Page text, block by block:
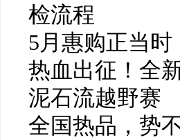
检流程
5月惠购正当时
热血出征！全
泥石流越野赛
全国热品，势